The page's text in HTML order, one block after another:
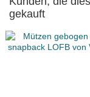
gekauft